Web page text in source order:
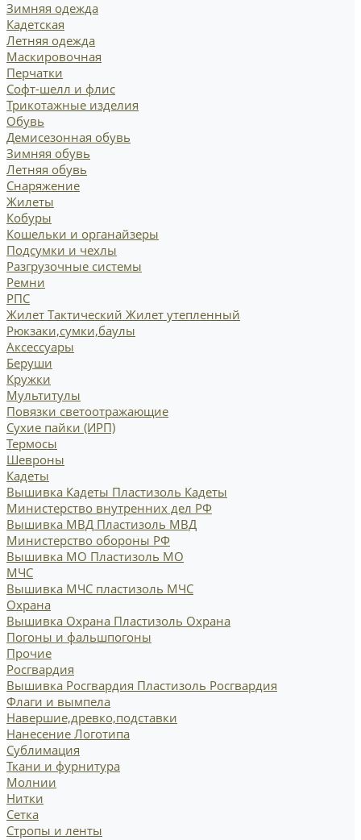
Зимняя одежда
Кадетская
Летняя одежда
Маскировочная
Перчатки
Софт-шелл и флис
Трикотажные изделия
Обувь
Демисезонная обувь
Зимняя обувь
Летняя обувь
Снаряжение
Жилеты
Кобуры
Кошельки и органайзеры
Подсумки и чехлы
Разгрузочные системы
Ремни
РПС
Жилет Тактический Жилет утепленный
Рюкзаки,сумки,баулы
Аксессуары
Беруши
Кружки
Мультитулы
Повязки светоотражающие
Сухие пайки (ИРП)
Термосы
Шевроны
Кадеты
Вышивка Кадеты Пластизоль Кадеты
Министерство внутренних дел РФ
Вышивка МВД Пластизоль МВД
Министерство обороны РФ
Вышивка МО Пластизоль МО
МЧС
Вышивка МЧС пластизоль МЧС
Охрана
Вышивка Охрана Пластизоль Охрана
Погоны и фальшпогоны
Прочие
Росгвардия
Вышивка Росгвардия Пластизоль Росгвардия
Флаги и вымпела
Навершие,древко,подставки
Нанесение Логотипа
Сублимация
Ткани и фурнитура
Молнии
Нитки
Сетка
Стропы и ленты